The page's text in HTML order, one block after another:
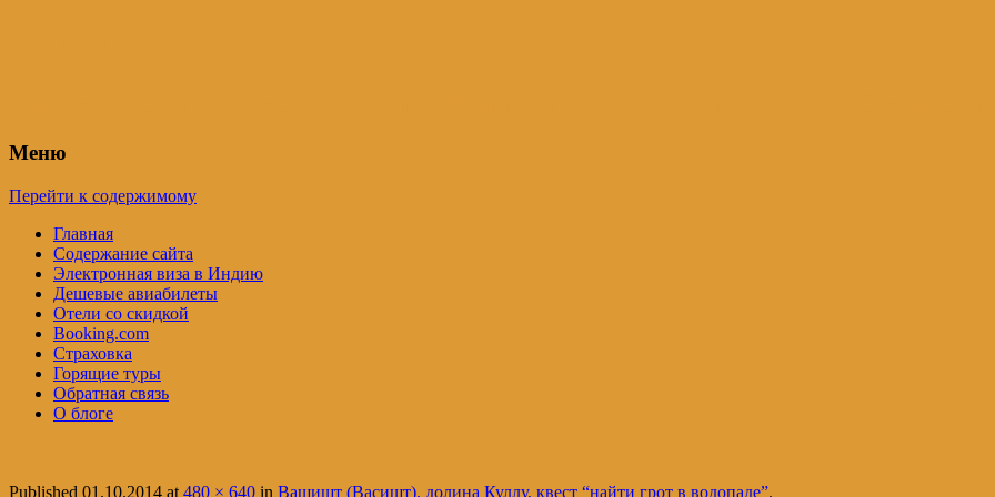
Меню
Перейти к содержимому
Главная
Содержание сайта
Электронная виза в Индию
Дешевые авиабилеты
Отели со скидкой
Booking.com
Страховка
Горящие туры
Обратная связь
О блоге
Published 01.10.2014 at480 × 640 in Вашишт (Васишт), долина Куллу, квест “найти грот в водопаде”.